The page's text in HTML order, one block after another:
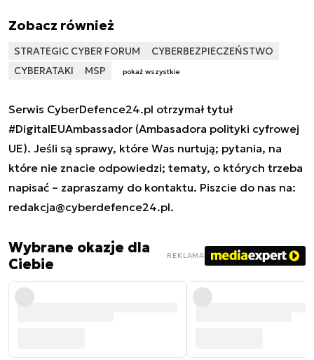
Zobacz również
STRATEGIC CYBER FORUM
CYBERBEZPIECZEŃSTWO
CYBERATAKI
MSP pokaż wszystkie
Serwis CyberDefence24.pl otrzymał tytuł
#DigitalEUAmbassador (Ambasadora polityki cyfrowej
UE). Jeśli są sprawy, które Was nurtują; pytania, na
które nie znacie odpowiedzi; tematy, o których trzeba
napisać – zapraszamy do kontaktu. Piszcie do nas na:
redakcja@cyberdefence24.pl.
Wybrane okazje dla
Ciebie
REKLAMA